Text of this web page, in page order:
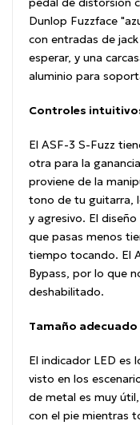
Dunlop Fuzzface
con entradas de
esperar, y una
aluminio para
Controles
El ASF-3 S-Fuzz
otra para la
proviene de la
tono de tu guitarra,
y agresivo. El
que pasas menos
tiempo tocando. El
Bypass, por lo que
deshabilitado.
Tamaño
El indicador LED es
visto en los
de metal es muy
con el pie mientras